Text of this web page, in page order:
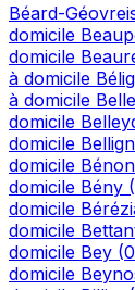
Béard-
domicile
domicile
à domicile
à domicile
domicile
domicile
domicile
domicile Bény (
domicile
domicile
domicile Bey (
domicile